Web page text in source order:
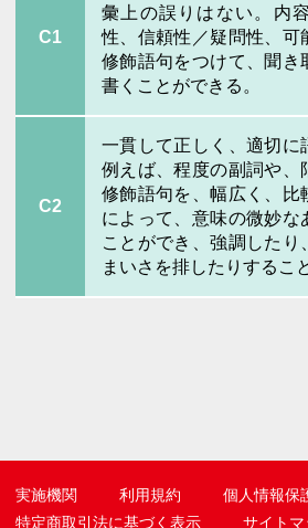
C1
彙上の誤りはない。内
性、信頼性／疑問性、可
修飾語句をつけて、聞き
書くことができる。
C2
一貫して正しく、適切に
例えば、程度の副詞や、
修飾語句を、幅広く、比
によって、意味の微妙な
ことができ、強調したり
まいさを排したりするこ
実施機関 利用規約
個人情報保
特定商取引法に基づく表示
サイトマ